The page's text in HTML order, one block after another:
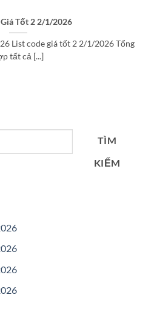
Giá Tốt 2 2/1/2026
List code giá tốt 2 2/1/2026 Tổng
tất cả [...]
TÌM
KIẾM